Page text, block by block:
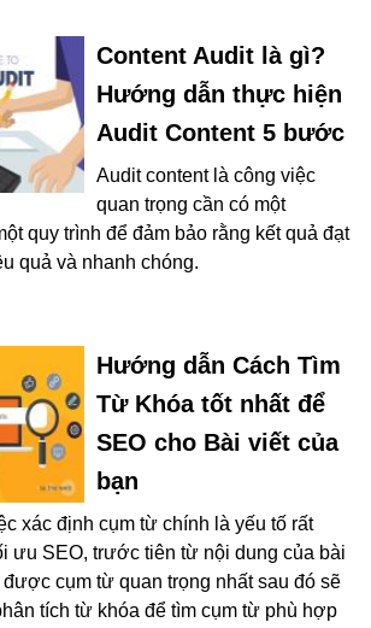
Content Audit là gì?
Hướng dẫn thực hiện
Audit Content 5 bước
Audit content là công việc
quan trọng cần có một
quy trình để đảm bảo rằng kết quả đạt
quả và nhanh chóng.
Hướng dẫn Cách Tìm
Từ Khóa tốt nhất để
SEO cho Bài viết của
bạn
xác định cụm từ chính là yếu tố rất
ưu SEO, trước tiên từ nội dung của bài
cụm từ quan trọng nhất sau đó sẽ
tích từ khóa để tìm cụm từ phù hợp